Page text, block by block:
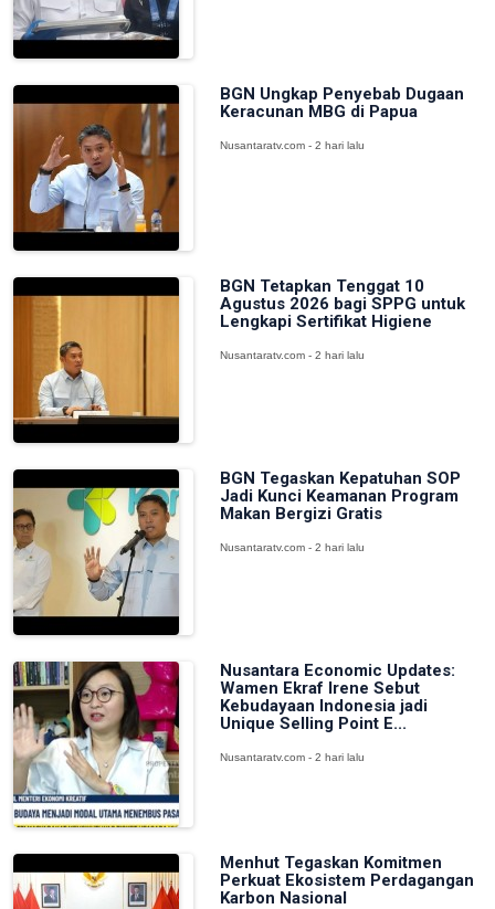
BGN Ungkap Penyebab Dugaan
Keracunan MBG di Papua
Nusantaratv.com - 2 hari lalu
BGN Tetapkan Tenggat 10
Agustus 2026 bagi SPPG untuk
Lengkapi Sertifikat Higiene
Nusantaratv.com - 2 hari lalu
BGN Tegaskan Kepatuhan SOP
Jadi Kunci Keamanan Program
Makan Bergizi Gratis
Nusantaratv.com - 2 hari lalu
Nusantara Economic Updates:
Wamen Ekraf Irene Sebut
Kebudayaan Indonesia jadi
Unique Selling Point E...
Nusantaratv.com - 2 hari lalu
Menhut Tegaskan Komitmen
Perkuat Ekosistem Perdagangan
Karbon Nasional